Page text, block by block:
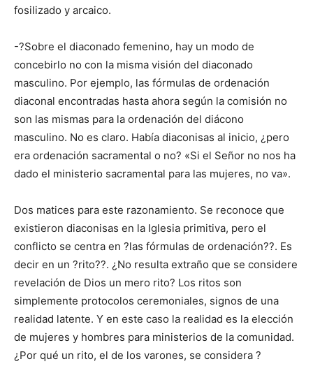
fosilizado y arcaico.
-?Sobre el diaconado femenino, hay un modo de
concebirlo no con la misma visión del diaconado
masculino. Por ejemplo, las fórmulas de ordenación
diaconal encontradas hasta ahora según la comisión no
son las mismas para la ordenación del diácono
masculino. No es claro. Había diaconisas al inicio, ¿pero
era ordenación sacramental o no? «Si el Señor no nos ha
dado el ministerio sacramental para las mujeres, no va».
Dos matices para este razonamiento. Se reconoce que
existieron diaconisas en la Iglesia primitiva, pero el
conflicto se centra en ?las fórmulas de ordenación??. Es
decir en un ?rito??. ¿No resulta extraño que se considere
revelación de Dios un mero rito? Los ritos son
simplemente protocolos ceremoniales, signos de una
realidad latente. Y en este caso la realidad es la elección
de mujeres y hombres para ministerios de la comunidad.
¿Por qué un rito, el de los varones, se considera ?